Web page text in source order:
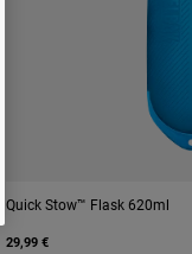
Quick Stow™ Flask 620ml
29,99 €